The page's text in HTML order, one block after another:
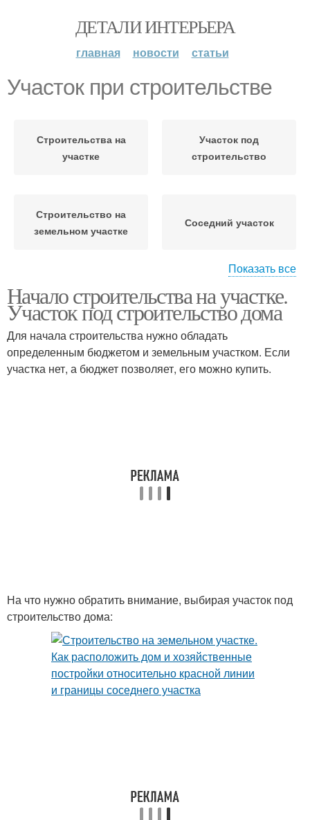
ДЕТАЛИ ИНТЕРЬЕРА
главная новости статьи
Участок при строительстве
Строительства на
участке
Участок под
строительство
Строительство на
земельном участке
Соседний участок
Земельный участок
Показать все
Начало строительства на участке.
Участок под строительство дома
Для начала строительства нужно обладать
определенным бюджетом и земельным участком. Если
участка нет, а бюджет позволяет, его можно купить.
На что нужно обратить внимание, выбирая участок под
строительство дома: